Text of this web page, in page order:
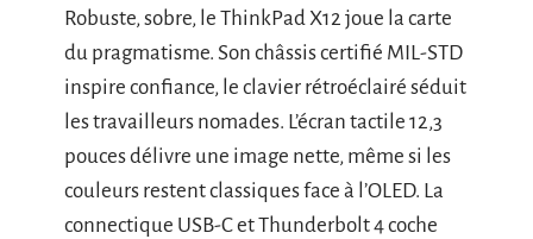
Robuste, sobre, le ThinkPad X12 joue la carte
du pragmatisme. Son châssis certifié MIL-STD
inspire confiance, le clavier rétroéclairé séduit
les travailleurs nomades. L’écran tactile 12,3
pouces délivre une image nette, même si les
couleurs restent classiques face à l’OLED. La
connectique USB-C et Thunderbolt 4 coche